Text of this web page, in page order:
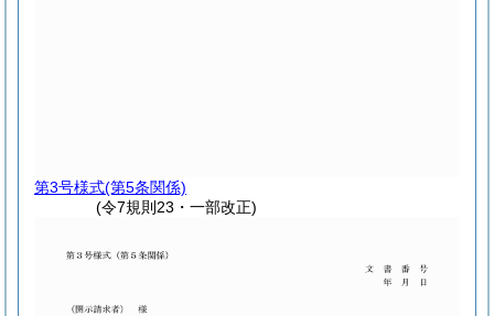
第3号様式(第5条関係)
(令7規則23・一部改正)